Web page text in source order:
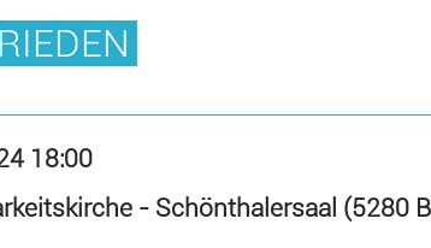
18:00
- Schönthalersaal (5280